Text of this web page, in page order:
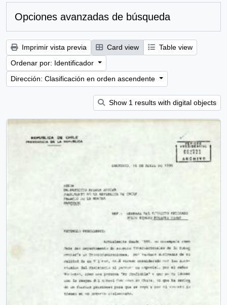
Opciones avanzadas de búsqueda
Imprimir vista previa Card view
Table view
Ordenar por: Identificador
Dirección: Clasificación en orden ascendente
Show 1 results with digital objects